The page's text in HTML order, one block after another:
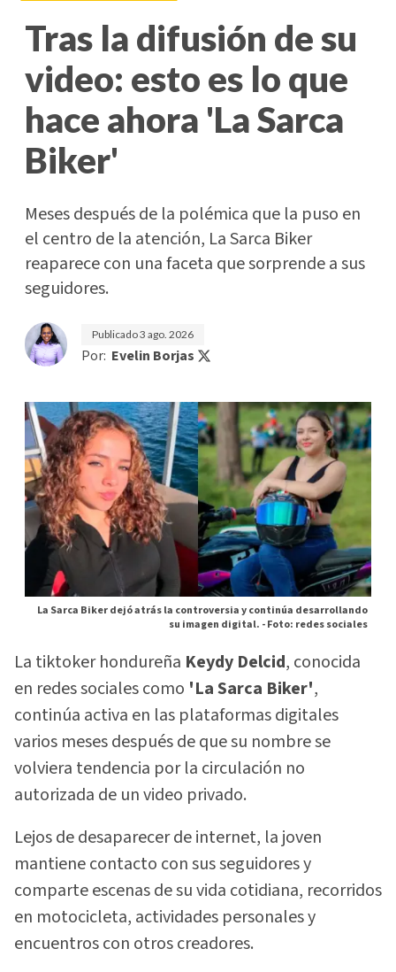
Tras la difusión de su
video: esto es lo que
hace ahora 'La Sarca
Biker'
Meses después de la polémica que la puso en
el centro de la atención, La Sarca Biker
reaparece con una faceta que sorprende a sus
seguidores.
Publicado3 ago. 2026
Por: Evelin Borjas
La Sarca Biker dejó atrás la controversia y continúa desarrollando
su imagen digital. -Foto: redes sociales
La tiktoker hondureña Keydy Delcid, conocida
en redes sociales como 'La Sarca Biker',
continúa activa en las plataformas digitales
varios meses después de que su nombre se
volviera tendencia por la circulación no
autorizada de un video privado.
Lejos de desaparecer de internet, la joven
mantiene contacto con sus seguidores y
comparte escenas de su vida cotidiana, recorridos
en motocicleta, actividades personales y
encuentros con otros creadores.